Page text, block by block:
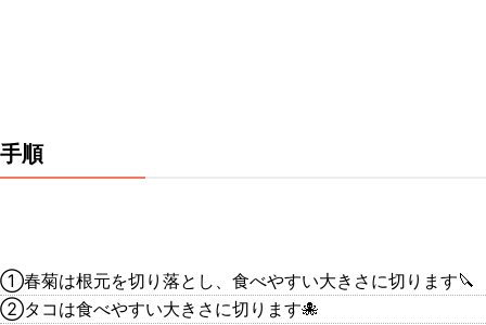
手順
①春菊は根元を切り落とし、食べやすい大きさに切ります🔪
②タコは食べやすい大きさに切ります🐙